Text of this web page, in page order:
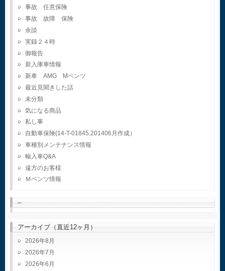
事故 任意保険
事故 故障 保険
余談
実録２４時
御報告
新入庫車情報
新車 AMG Mベンツ
最近見聞きした話
未分類
気になる商品
私し事
自動車保険(14-T-01845.201406月作成）
車種別メンテナンス情報
輸入車Q&A
遠方のお客様
Ｍベンツ情報
–
アーカイブ（直近12ヶ月）
2026年8月
2026年7月
2026年6月